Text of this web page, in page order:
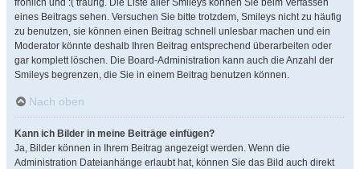
fröhlich und :( traurig. Die Liste aller Smileys können Sie beim Verfassen
eines Beitrags sehen. Versuchen Sie bitte trotzdem, Smileys nicht zu häufig
zu benutzen, sie können einen Beitrag schnell unlesbar machen und ein
Moderator könnte deshalb Ihren Beitrag entsprechend überarbeiten oder
gar komplett löschen. Die Board-Administration kann auch die Anzahl der
Smileys begrenzen, die Sie in einem Beitrag benutzen können.
Nach oben
Kann ich Bilder in meine Beiträge einfügen?
Ja, Bilder können in Ihrem Beitrag angezeigt werden. Wenn die
Administration Dateianhänge erlaubt hat, können Sie das Bild auch direkt